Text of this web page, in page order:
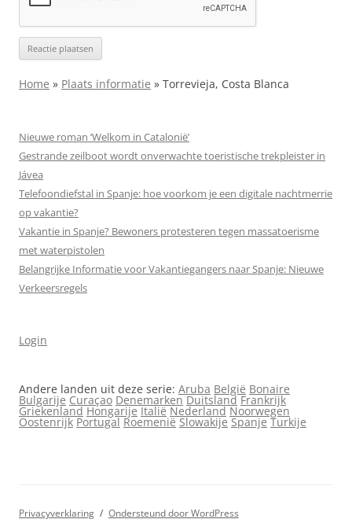
Home » Plaats informatie » Torrevieja, Costa Blanca
Nieuwe roman ‘Welkom in Catalonië’
Gestrande zeilboot wordt onverwachte toeristische trekpleister in
Jávea
Telefoondiefstal in Spanje: hoe voorkom je een digitale nachtmerrie
op vakantie?
Vakantie in Spanje? Bewoners protesteren tegen massa­toerisme
met waterpistolen
Belangrijke Informatie voor Vakantiegangers naar Spanje: Nieuwe
Verkeersregels
Login
Andere landen uit deze serie: Aruba België Bonaire
Bulgarije Curaçao Denemarken Duitsland Frankrijk
Griekenland Hongarije Italië Nederland Noorwegen
Oostenrijk Portugal Roemenië Slowakije Spanje Turkije
Privacyverklaring Ondersteund door WordPress